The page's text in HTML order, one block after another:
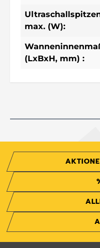
max. (W):
(LxBxH, mm) :